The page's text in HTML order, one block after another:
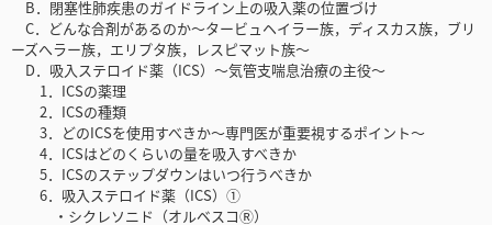
B．閉塞性肺疾患のガイドライン上の吸入薬の位置づけ
C．どんな合剤があるのか〜タービュヘイラー族，ディスカス族，ブリ
ーズへラー族，エリプタ族，レスピマット族〜
D．吸入ステロイド薬（ICS）〜気管支喘息治療の主役〜
1．ICSの薬理
2．ICSの種類
3．どのICSを使用すべきか〜専門医が重要視するポイント〜
4．ICSはどのくらいの量を吸入すべきか
5．ICSのステップダウンはいつ行うべきか
6．吸入ステロイド薬（ICS）①
・シクレソニド（オルベスコⓇ）